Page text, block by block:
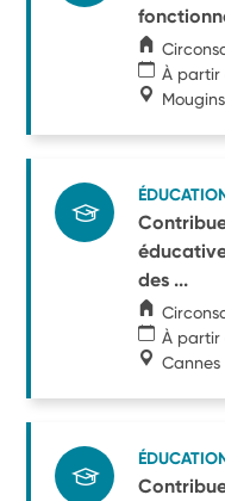
À partir
Mougins
des ...
À partir
Cannes